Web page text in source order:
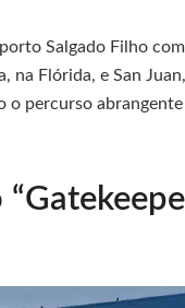
Salgado Filho
na Flórida, e San
o percurso